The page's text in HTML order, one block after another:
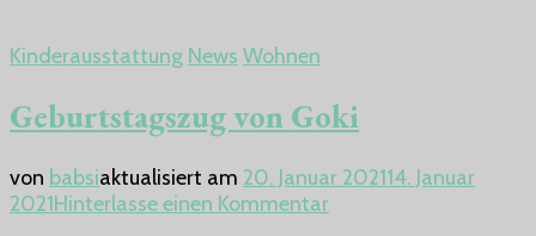
Kinderausstattung News Wohnen
Geburtstagszug von Goki
von babsiaktualisiert am 20. Januar 202114. Januar
2021Hinterlasse einen Kommentarzu